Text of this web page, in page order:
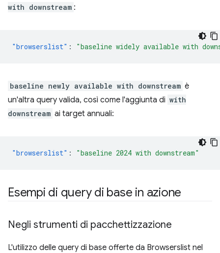
with downstream :
"browserslist" : "baseline widely available with
baseline newly available with downstream è
un'altra query valida, così come l'aggiunta di with
downstream ai target annuali:
"browserslist" : "baseline 2024 with downstream"
Esempi di query di base in azione
Negli strumenti di pacchettizzazione
L'utilizzo delle query di base offerte da Browserslist nel